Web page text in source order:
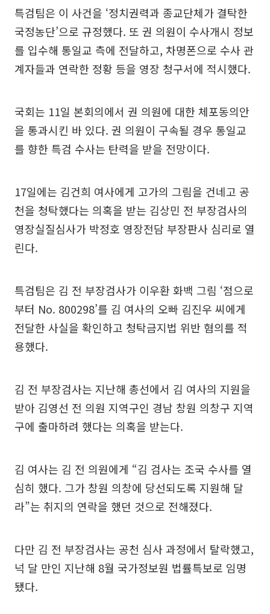
특검팀은 이 사건을 ‘정치권력과 종교단체가 결탁한
국정농단’으로 규정했다. 또 권 의원이 수사개시 정보
를 입수해 통일교 측에 전달하고, 차명폰으로 수사 관
계자들과 연락한 정황 등을 영장 청구서에 적시했다.
국회는 11일 본회의에서 권 의원에 대한 체포동의안
을 통과시킨 바 있다. 권 의원이 구속될 경우 통일교
를 향한 특검 수사는 탄력을 받을 전망이다.
17일에는 김건희 여사에게 고가의 그림을 건네고 공
천을 청탁했다는 의혹을 받는 김상민 전 부장검사의
영장실질심사가 박정호 영장전담 부장판사 심리로 열
린다.
특검팀은 김 전 부장검사가 이우환 화백 그림 ‘점으로
부터 No. 800298’를 김 여사의 오빠 김진우 씨에게
전달한 사실을 확인하고 청탁금지법 위반 혐의를 적
용했다.
김 전 부장검사는 지난해 총선에서 김 여사의 지원을
받아 김영선 전 의원 지역구인 경남 창원 의창구 지역
구에 출마하려 했다는 의혹을 받는다.
김 여사는 김 전 의원에게 “김 검사는 조국 수사를 열
심히 했다. 그가 창원 의창에 당선되도록 지원해 달
라”는 취지의 연락을 했던 것으로 전해졌다.
다만 김 전 부장검사는 공천 심사 과정에서 탈락했고,
넉 달 만인 지난해 8월 국가정보원 법률특보로 임명
됐다.